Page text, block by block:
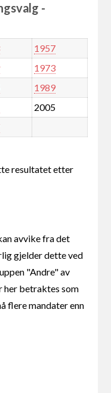
-
1957
1973
1989
2005
resultatet etter
avvike fra det
gjelder dette ved
"Andre" av
her betraktes som
flere mandater enn